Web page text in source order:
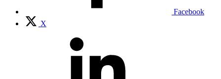
Facebook
X